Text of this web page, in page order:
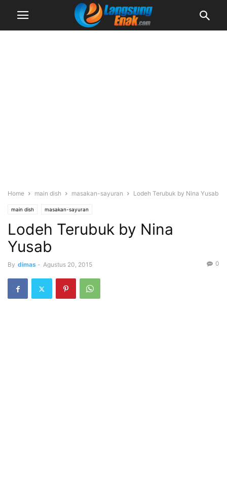
Home main dish masakan-sayuran Lodeh Terubuk by Nina Yusab
main dish masakan-sayuran
Lodeh Terubuk by Nina
Yusab
By dimas - Agustus 20, 2015 0